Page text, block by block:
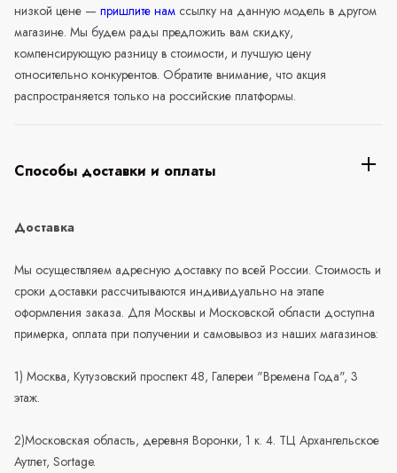
низкой цене — пришлите нам ссылку на данную модель в другом
магазине. Мы будем рады предложить вам скидку,
компенсирующую разницу в стоимости, и лучшую цену
относительно конкурентов. Обратите внимание, что акция
распространяется только на российские платформы.
Способы доставки и оплаты
Доставка
Мы осуществляем адресную доставку по всей России. Стоимость и
сроки доставки рассчитываются индивидуально на этапе
оформления заказа. Для Москвы и Московской области доступна
примерка, оплата при получении и самовывоз из наших магазинов:
1) Москва, Кутузовский проспект 48, Галереи "Времена Года", 3
этаж.
2)Московская область, деревня Воронки, 1 к. 4. ТЦ Архангельское
Аутлет, Sortage.